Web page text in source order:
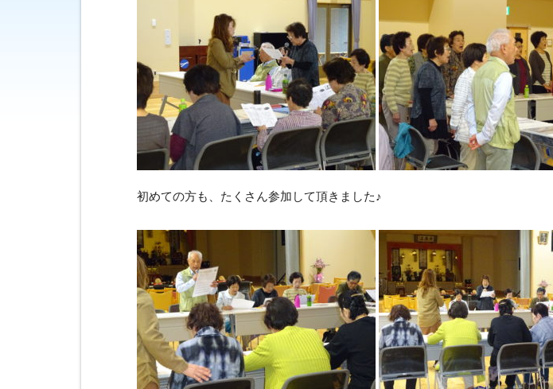
初めての方も、たくさん参加して頂きました♪